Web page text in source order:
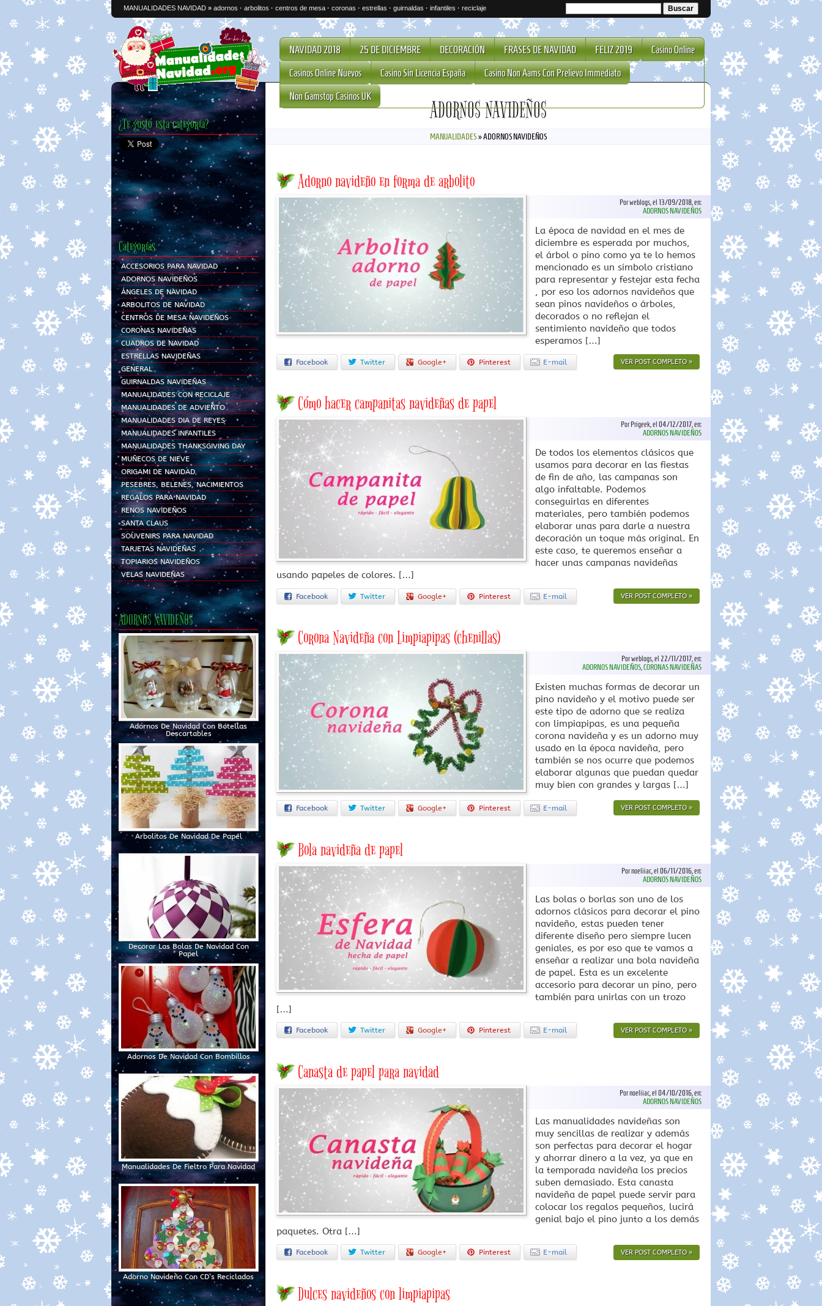
MANUALIDADES NAVIDAD » adornos · arbolitos · centros de mesa · coronas · estrellas · guirnaldas · infantiles · reciclaje
NAVIDAD 2018 25 DE DICIEMBRE DECORACIÓN FRASES DE NAVIDAD FELIZ 2019 Casino Online
Casinos Online Nuevos Casino Sin Licencia España Casino Non Aams Con Prelievo Immediato
Non Gamstop Casinos UK
ADORNOS NAVIDEÑOS
MANUALIDADES»ADORNOS NAVIDEÑOS
Adorno navideño en forma de arbolito
Por weblogs, el 13/09/2018, en:
ADORNOS NAVIDEÑOS
La época de navidad en el mes de
diciembre es esperada por muchos,
el árbol o pino como ya te lo hemos
mencionado es un símbolo cristiano
para representar y festejar esta fecha
, por eso los adornos navideños que
sean pinos navideños o árboles,
decorados o no reflejan el
sentimiento navideño que todos
esperamos […]
Facebook Twitter Google+ Pinterest E-mail VER POST COMPLETO »
Cómo hacer campanitas navideñas de papel
Por Prigeek, el 04/12/2017, en:
ADORNOS NAVIDEÑOS
De todos los elementos clásicos que
usamos para decorar en las fiestas
de fin de año, las campanas son
algo infaltable. Podemos
conseguirlas en diferentes
materiales, pero también podemos
elaborar unas para darle a nuestra
decoración un toque más original. En
este caso, te queremos enseñar a
hacer unas campanas navideñas
usando papeles de colores. […]
Facebook Twitter Google+ Pinterest E-mail VER POST COMPLETO »
Corona Navideña con Limpiapipas (chenillas)
Por weblogs, el 22/11/2017, en:
ADORNOS NAVIDEÑOS,CORONAS NAVIDEÑAS
Existen muchas formas de decorar un
pino navideño y el motivo puede ser
este tipo de adorno que se realiza
con limpiapipas, es una pequeña
corona navideña y es un adorno muy
usado en la época navideña, pero
también se nos ocurre que podemos
elaborar algunas que puedan quedar
muy bien con grandes y largas […]
Facebook Twitter Google+ Pinterest E-mail VER POST COMPLETO »
Bola navideña de papel
Por noeliiac, el 06/11/2016, en:
ADORNOS NAVIDEÑOS
Las bolas o borlas son uno de los
adornos clásicos para decorar el pino
navideño, estas pueden tener
diferente diseño pero siempre lucen
geniales, es por eso que te vamos a
enseñar a realizar una bola navideña
de papel. Esta es un excelente
accesorio para decorar un pino, pero
también para unirlas con un trozo
[…]
Facebook Twitter Google+ Pinterest E-mail VER POST COMPLETO »
Canasta de papel para navidad
Por noeliiac, el 04/10/2016, en:
ADORNOS NAVIDEÑOS
Las manualidades navideñas son
muy sencillas de realizar y además
son perfectas para decorar el hogar
y ahorrar dinero a la vez, ya que en
la temporada navideña los precios
suben demasiado. Esta canasta
navideña de papel puede servir para
colocar los regalos pequeños, lucirá
genial bajo el pino junto a los demás
paquetes. Otra […]
Facebook Twitter Google+ Pinterest E-mail VER POST COMPLETO »
Dulces navideños con limpiapipas
¿Te gustó esta categoría?
Categorías
ACCESORIOS PARA NAVIDAD
ADORNOS NAVIDEÑOS
ÁNGELES DE NAVIDAD
ARBOLITOS DE NAVIDAD
CENTROS DE MESA NAVIDEÑOS
CORONAS NAVIDEÑAS
CUADROS DE NAVIDAD
ESTRELLAS NAVIDEÑAS
GENERAL
GUIRNALDAS NAVIDEÑAS
MANUALIDADES CON RECICLAJE
MANUALIDADES DE ADVIENTO
MANUALIDADES DIA DE REYES
MANUALIDADES INFANTILES
MANUALIDADES THANKSGIVING DAY
MUÑECOS DE NIEVE
ORIGAMI DE NAVIDAD
PESEBRES, BELENES, NACIMIENTOS
REGALOS PARA NAVIDAD
RENOS NAVIDEÑOS
SANTA CLAUS
SOUVENIRS PARA NAVIDAD
TARJETAS NAVIDEÑAS
TOPIARIOS NAVIDEÑOS
VELAS NAVIDEÑAS
ADORNOS NAVIDEÑOS
Adornos De Navidad Con Botellas
Descartables
Arbolitos De Navidad De Papel
Decorar Las Bolas De Navidad Con
Papel
Adornos De Navidad Con Bombillos
Manualidades De Fieltro Para Navidad
Adorno Navideño Con CD’s Reciclados